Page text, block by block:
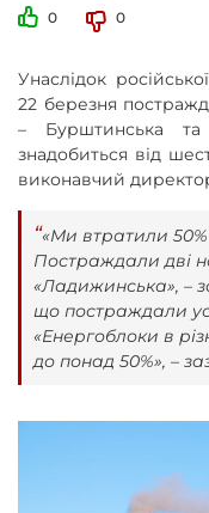
0
0
Унаслідок
22 березня
– Бурштинська та
знадобиться від
виконавчий
«Ми втратили 50%
Постраждали дві
«Ладижинська», –
що постраждали
«Енергоблоки в
до понад 50%», –